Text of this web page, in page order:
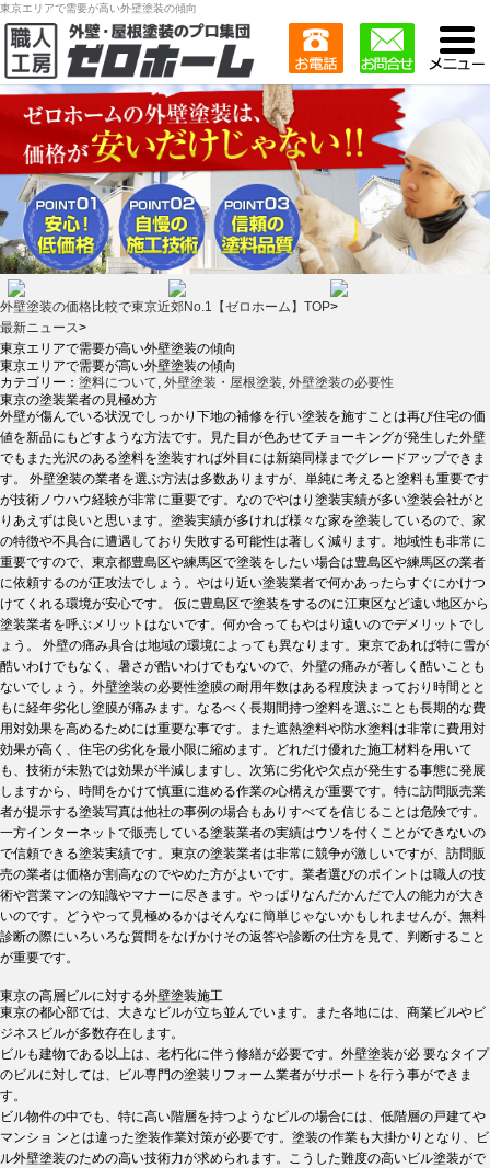
東京エリアで需要が高い外壁塗装の傾向
外壁塗装の価格比較で東京近郊No.1【ゼロホーム】TOP>
最新ニュース>
東京エリアで需要が高い外壁塗装の傾向
東京エリアで需要が高い外壁塗装の傾向
カテゴリー： 塗料について, 外壁塗装・屋根塗装, 外壁塗装の必要性
東京の塗装業者の見極め方
外壁が傷んでいる状況でしっかり下地の補修を行い塗装を施すことは再び住宅の価
値を新品にもどすような方法です。見た目が色あせてチョーキングが発生した外壁
でもまた光沢のある塗料を塗装すれば外目には新築同様までグレードアップできま
す。 外壁塗装の業者を選ぶ方法は多数ありますが、単純に考えると塗料も重要です
が技術ノウハウ経験が非常に重要です。なのでやはり塗装実績が多い塗装会社がと
りあえずは良いと思います。塗装実績が多ければ様々な家を塗装しているので、家
の特徴や不具合に遭遇しており失敗する可能性は著しく減ります。地域性も非常に
重要ですので、東京都豊島区や練馬区で塗装をしたい場合は豊島区や練馬区の業者
に依頼するのが正攻法でしょう。やはり近い塗装業者で何かあったらすぐにかけつ
けてくれる環境が安心です。 仮に豊島区で塗装をするのに江東区など遠い地区から
塗装業者を呼ぶメリットはないです。何か合ってもやはり遠いのでデメリットでし
ょう。 外壁の痛み具合は地域の環境によっても異なります。東京であれば特に雪が
酷いわけでもなく、暑さが酷いわけでもないので、外壁の痛みが著しく酷いことも
ないでしょう。外壁塗装の必要性塗膜の耐用年数はある程度決まっており時間とと
もに経年劣化し塗膜が痛みます。なるべく長期間持つ塗料を選ぶことも長期的な費
用対効果を高めるためには重要な事です。また遮熱塗料や防水塗料は非常に費用対
効果が高く、住宅の劣化を最小限に縮めます。どれだけ優れた施工材料を用いて
も、技術が未熟では効果が半減しますし、次第に劣化や欠点が発生する事態に発展
しますから、時間をかけて慎重に進める作業の心構えが重要です。特に訪問販売業
者が提示する塗装写真は他社の事例の場合もありすべてを信じることは危険です。
一方インターネットで販売している塗装業者の実績はウソを付くことができないの
で信頼できる塗装実績です。東京の塗装業者は非常に競争が激しいですが、訪問販
売の業者は価格が割高なのでやめた方がよいです。業者選びのポイントは職人の技
術や営業マンの知識やマナーに尽きます。やっぱりなんだかんだで人の能力が大き
いのです。どうやって見極めるかはそんなに簡単じゃないかもしれませんが、無料
診断の際にいろいろな質問をなげかけその返答や診断の仕方を見て、判断すること
が重要です。
東京の高層ビルに対する外壁塗装施工
東京の都心部では、大きなビルが立ち並んでいます。また各地には、商業ビルやビ
ジネスビルが多数存在します。
ビルも建物である以上は、老朽化に伴う修繕が必要です。外壁塗装が必 要なタイプ
のビルに対しては、ビル専門の塗装リフォーム業者がサポートを行う事ができま
す。
ビル物件の中でも、特に高い階層を持つようなビルの場合には、低階層の戸建てや
マンショ ンとは違った塗装作業対策が必要です。塗装の作業も大掛かりとなり、ビ
ル外壁塗装のための高い技術力が求められます。こうした難度の高いビル塗装がで